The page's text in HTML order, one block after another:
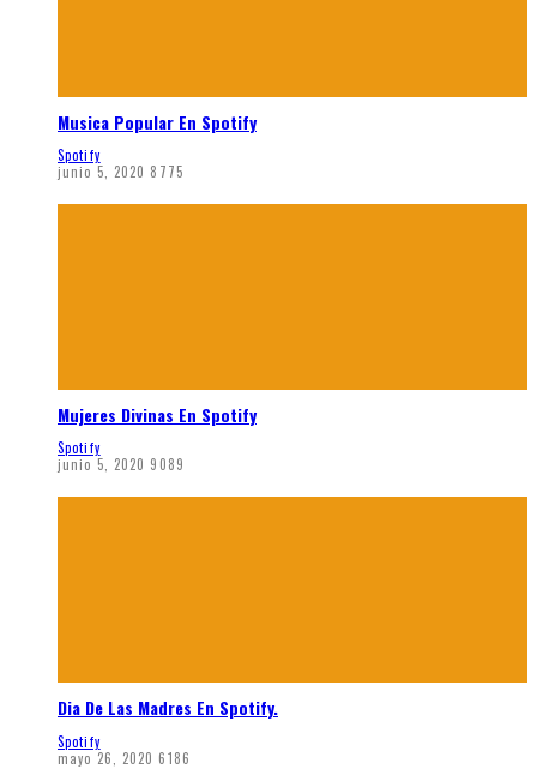
Musica Popular En Spotify
Spotify
junio 5, 2020 8775
Mujeres Divinas En Spotify
Spotify
junio 5, 2020 9089
Dia De Las Madres En Spotify.
Spotify
mayo 26, 2020 6186